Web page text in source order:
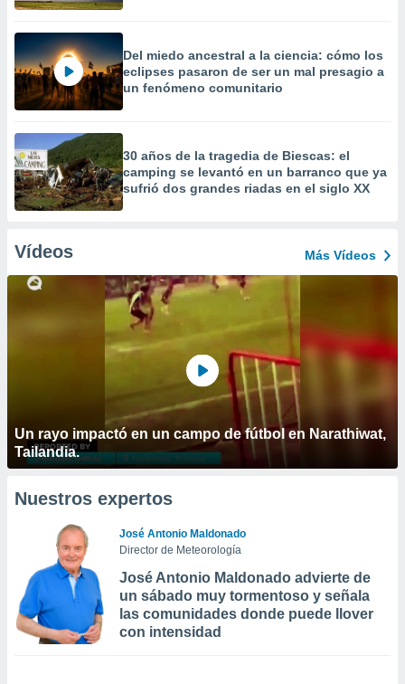
Del miedo ancestral a la ciencia: cómo los
eclipses pasaron de ser un mal presagio a
un fenómeno comunitario
30 años de la tragedia de Biescas: el
camping se levantó en un barranco que ya
sufrió dos grandes riadas en el siglo XX
Vídeos Más Vídeos
Un rayo impactó en un campo de fútbol en Narathiwat,
Tailandia.
Nuestros expertos
José Antonio Maldonado
Director de Meteorología
José Antonio Maldonado advierte de
un sábado muy tormentoso y señala
las comunidades donde puede llover
con intensidad